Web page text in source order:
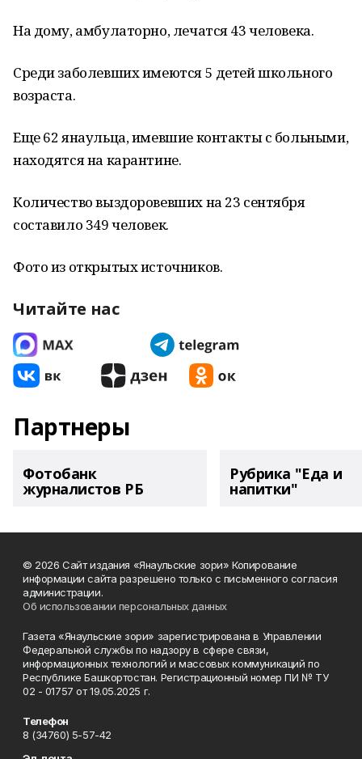
На дому, амбулаторно, лечатся 43 человека.
Среди заболевших имеются 5 детей школьного
возраста.
Еще 62 янаульца, имевшие контакты с больными,
находятся на карантине.
Количество выздоровевших на 23 сентября
составило 349 человек.
Фото из открытых источников.
Читайте нас
Партнеры
Фотобанк
журналистов РБ
Рубрика "Еда и
напитки"
© 2026 Сайт издания «Янаульские зори» Копирование
информации сайта разрешено только с письменного согласия
администрации.
Об использовании персональных данных
Газета «Янаульские зори» зарегистрирована в Управлении
Федеральной службы по надзору в сфере связи,
информационных технологий и массовых коммуникаций по
Республике Башкортостан. Регистрационный номер ПИ № ТУ
02 - 01757 от 19.05.2025 г.
Телефон
8 (34760) 5-57-42